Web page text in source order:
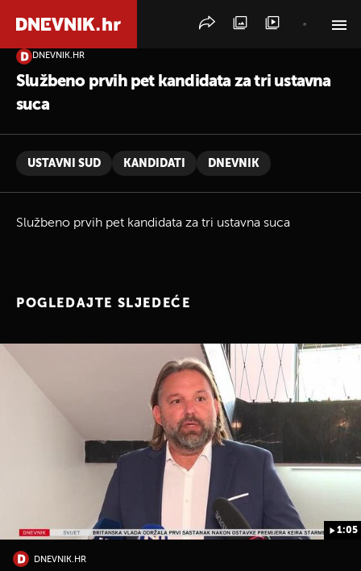
DNEVNIK.HR
Službeno prvih pet kandidata za tri ustavna
suca
USTAVNI SUD KANDIDATI DNEVNIK
Službeno prvih pet kandidata za tri ustavna suca
POGLEDAJTE SLJEDEĆE
1:05
DNEVNIK.HR
PRETRAŽITE VIJESTI